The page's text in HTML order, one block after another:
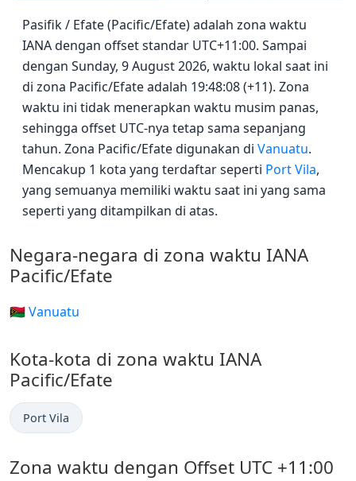
Pasifik / Efate (Pacific/Efate) adalah zona waktu
IANA dengan offset standar UTC+11:00. Sampai
dengan Sunday, 9 August 2026, waktu lokal saat ini
di zona Pacific/Efate adalah 19:48:08 (+11). Zona
waktu ini tidak menerapkan waktu musim panas,
sehingga offset UTC-nya tetap sama sepanjang
tahun. Zona Pacific/Efate digunakan di Vanuatu.
Mencakup 1 kota yang terdaftar seperti Port Vila,
yang semuanya memiliki waktu saat ini yang sama
seperti yang ditampilkan di atas.
Negara-negara di zona waktu IANA
Pacific/Efate
🇻🇺 Vanuatu
Kota-kota di zona waktu IANA
Pacific/Efate
Port Vila
Zona waktu dengan Offset UTC +11:00